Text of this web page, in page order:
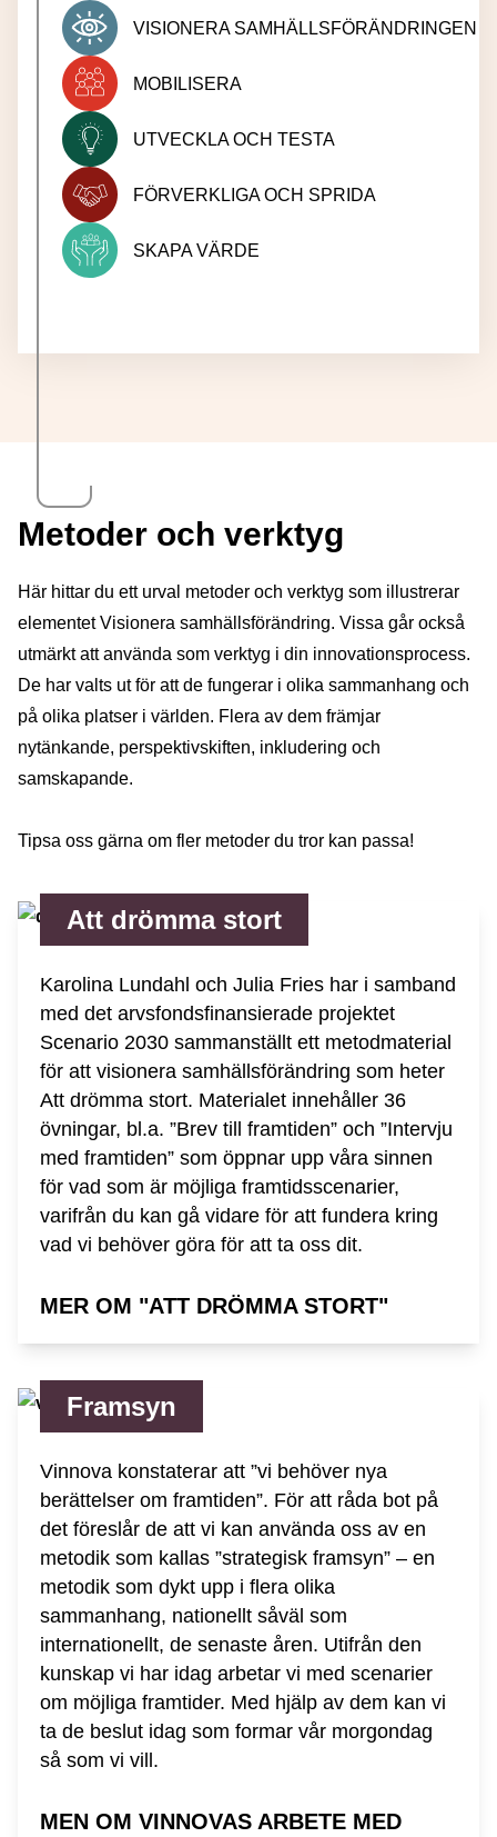
VISIONERA SAMHÄLLSFÖRÄNDRINGEN
MOBILISERA
UTVECKLA OCH TESTA
FÖRVERKLIGA OCH SPRIDA
SKAPA VÄRDE
Metoder och verktyg
Här hittar du ett urval metoder och verktyg som illustrerar
elementet Visionera samhällsförändring. Vissa går också
utmärkt att använda som verktyg i din innovationsprocess.
De har valts ut för att de fungerar i olika sammanhang och
på olika platser i världen. Flera av dem främjar
nytänkande, perspektivskiften, inkludering och
samskapande.
Tipsa oss gärna om fler metoder du tror kan passa!
Att drömma stort
Karolina Lundahl och Julia Fries har i samband
med det arvsfondsfinansierade projektet
Scenario 2030 sammanställt ett metodmaterial
för att visionera samhällsförändring som heter
Att drömma stort. Materialet innehåller 36
övningar, bl.a. ”Brev till framtiden” och ”Intervju
med framtiden” som öppnar upp våra sinnen
för vad som är möjliga framtidsscenarier,
varifrån du kan gå vidare för att fundera kring
vad vi behöver göra för att ta oss dit.
MER OM "ATT DRÖMMA STORT"
Framsyn
Vinnova konstaterar att ”vi behöver nya
berättelser om framtiden”. För att råda bot på
det föreslår de att vi kan använda oss av en
metodik som kallas ”strategisk framsyn” – en
metodik som dykt upp i flera olika
sammanhang, nationellt såväl som
internationellt, de senaste åren. Utifrån den
kunskap vi har idag arbetar vi med scenarier
om möjliga framtider. Med hjälp av dem kan vi
ta de beslut idag som formar vår morgondag
så som vi vill.
MEN OM VINNOVAS ARBETE MED